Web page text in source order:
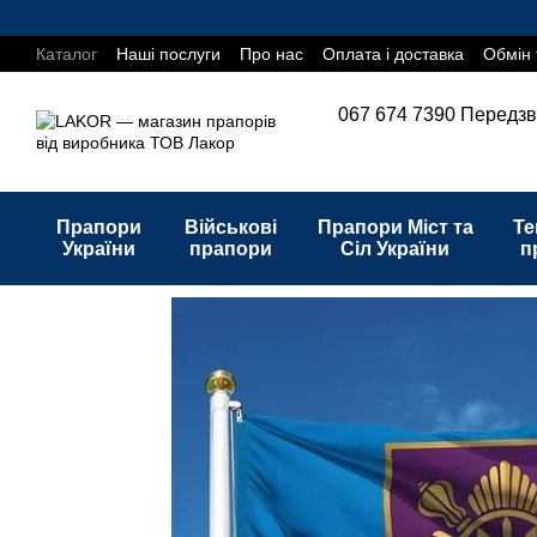
Каталог
Наші послуги Про нас Оплата і доставка Обмін
067 674 7390
Прапори
України
Військові
прапори
Прапори Міст та
Сіл України